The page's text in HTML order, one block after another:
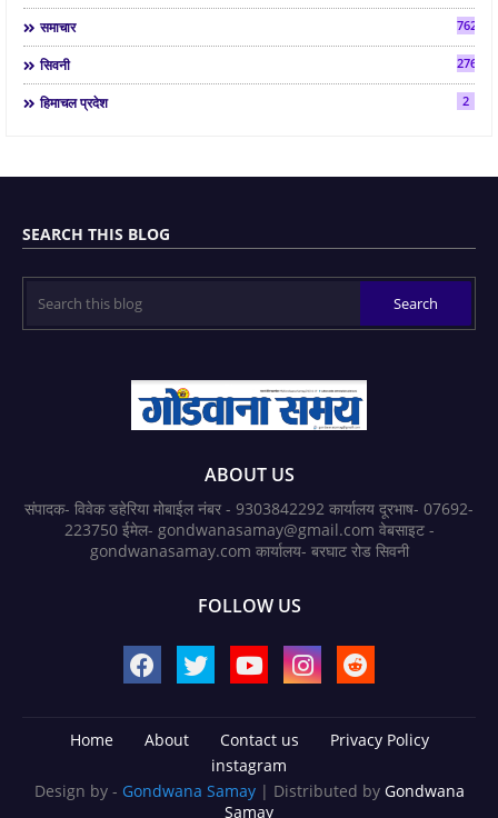
समाचार 7624
सिवनी 2763
हिमाचल प्रदेश 2
SEARCH THIS BLOG
ABOUT US
संपादक- विवेक डहेरिया मोबाईल नंबर - 9303842292 कार्यालय दूरभाष- 07692-
223750 ईमेल- gondwanasamay@gmail.com वेबसाइट -
gondwanasamay.com कार्यालय- बरघाट रोड सिवनी
FOLLOW US
Home About Contact us
Privacy Policy
instagram
Design by - Gondwana Samay | Distributed by Gondwana
Samay